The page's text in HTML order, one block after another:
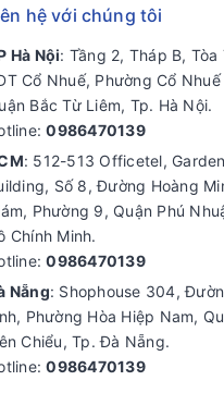
hệ với chúng tôi
Hà Nội: Tầng 2, Tháp B, Tòa
Cổ Nhuế, Phường Cổ Nhuế
Bắc Từ Liêm, Tp. Hà Nội.
0986470139
: 512-513 Officetel,
Số 8, Đường Hoàng
Phường 9, Quận Phú
Chính Minh.
0986470139
Nẵng: Shophouse 304,
Phường Hòa Hiệp Nam,
Chiểu, Tp. Đà Nẵng.
0986470139